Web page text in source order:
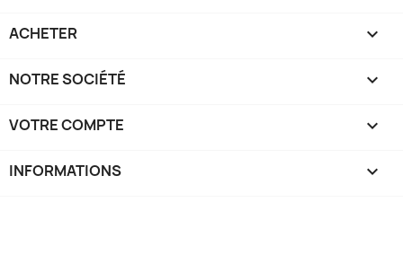
ACHETER 
NOTRE SOCIÉTÉ 
VOTRE COMPTE 
INFORMATIONS keyboard_arrow_down